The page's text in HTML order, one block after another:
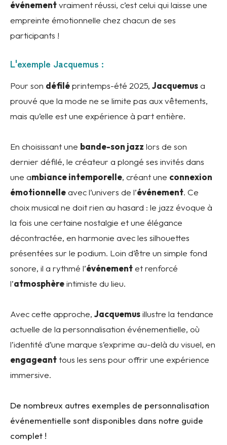
événementvraiment réussi, c’est celui qui laisse une
empreinte émotionnelle chez chacun de ses
participants !
L'exemple Jacquemus :
Pour son défiléprintemps-été 2025, Jacquemusa
prouvé que la mode ne se limite pas aux vêtements,
mais qu’elle est une expérience à part entière.
En choisissant une bande-son jazz lors de son
dernier défilé, le créateur a plongé ses invités dans
une ambiance intemporelle, créant une connexion
émotionnelleavec l’univers de l’événement. Ce
choix musical ne doit rien au hasard : le jazz évoque à
la fois une certaine nostalgie et une élégance
décontractée, en harmonie avec les silhouettes
présentées sur le podium. Loin d’être un simple fond
sonore, il a rythmé l’événementet renforcé
l’atmosphèreintimiste du lieu.
Avec cette approche, Jacquemusillustre la tendance
actuelle de la personnalisation événementielle, où
l’identité d’une marque s’exprime au-delà du visuel, en
engageanttous les sens pour offrir une expérience
immersive.
De nombreux autres exemples de personnalisation
événementielle sont disponibles dans notre guide
complet !